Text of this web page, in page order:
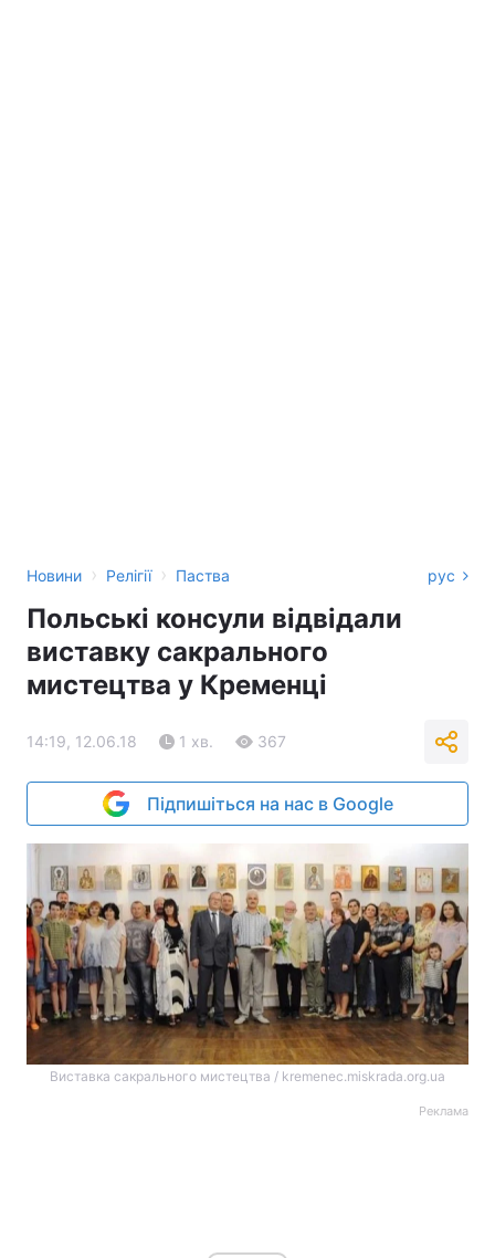
Новини › Релігії › Паства рус
Польські консули відвідали
виставку сакрального
мистецтва у Кременці
14:19, 12.06.18 1 хв. 367
Підпишіться на нас в Google
Виставка сакрального мистецтва / kremenec.miskrada.org.ua
Реклама